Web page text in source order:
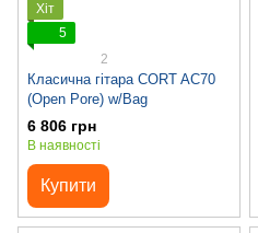
Хіт
5
2
Класична гітара CORT AC70
(Open Pore) w/Bag
6 806 грн
В наявності
Купити